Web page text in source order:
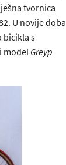
tvornica
U novije doba
bicikla s
modelGreyp